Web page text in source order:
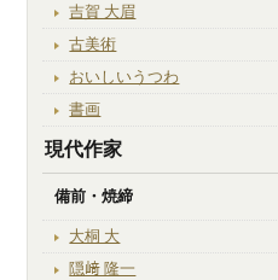
吉賀 大眉
古美術
おいしいうつわ
書画
現代作家
備前・焼締
大桐 大
隠﨑 隆一